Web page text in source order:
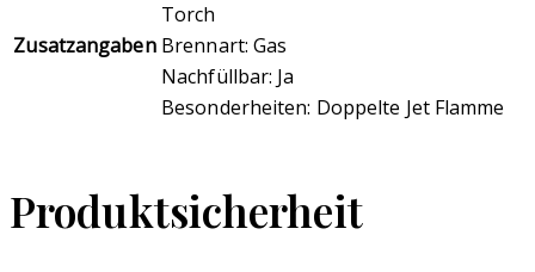
Zusatzangaben
Torch
Brennart: Gas
Nachfüllbar: Ja
Besonderheiten: Doppelte Jet Flamme
Produktsicherheit